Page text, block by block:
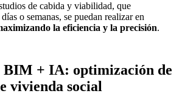
de cabida y viabilidad, que
o semanas, se puedan realizar en
la eficiencia y la precisión.
BIM + IA: optimización de
vivienda social